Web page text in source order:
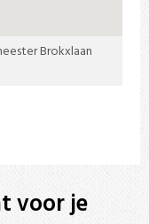
Brokxlaan
voor je